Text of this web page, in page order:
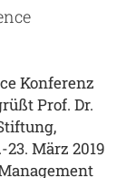
Konferenz
Prof. Dr.
März 2019